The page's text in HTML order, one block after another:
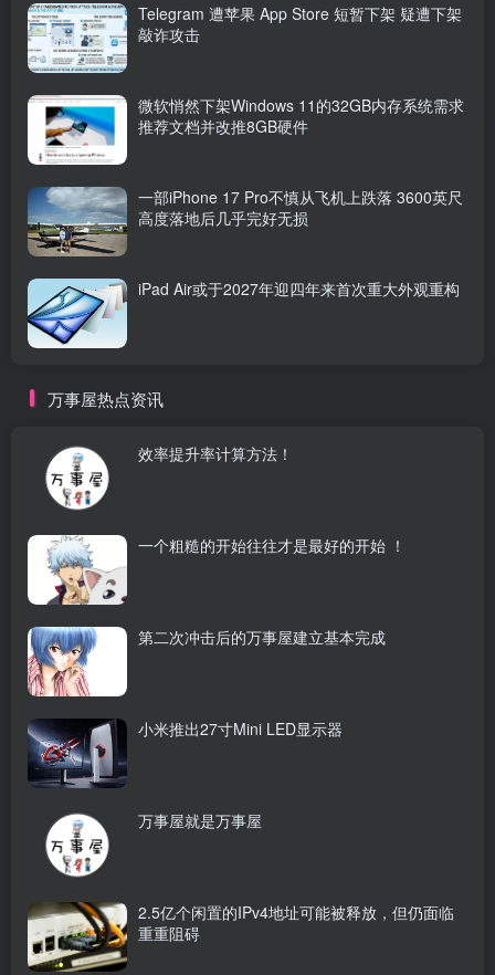
Telegram 遭苹果 App Store 短暂下架 疑遭下架
敲诈攻击
微软悄然下架Windows 11的32GB内存系统需求
推荐文档并改推8GB硬件
一部iPhone 17 Pro不慎从飞机上跌落 3600英尺
高度落地后几乎完好无损
iPad Air或于2027年迎四年来首次重大外观重构
万事屋热点资讯
效率提升率计算方法！
一个粗糙的开始往往才是最好的开始 ！
第二次冲击后的万事屋建立基本完成
小米推出27寸Mini LED显示器
万事屋就是万事屋
2.5亿个闲置的IPv4地址可能被释放，但仍面临
重重阻碍